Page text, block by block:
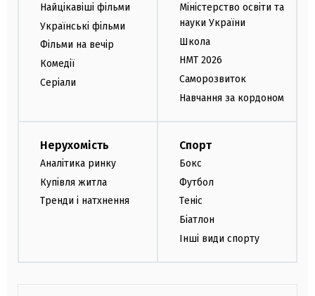
Найцікавіші фільми
Українські фільми
Фільми на вечір
Комедії
Серіали
Міністерство освіти та
науки України
Школа
НМТ 2026
Саморозвиток
Навчання за кордоном
Нерухомість
Аналітика ринку
Купівля житла
Тренди і натхнення
Спорт
Бокс
Футбол
Теніс
Біатлон
Інші види спорту